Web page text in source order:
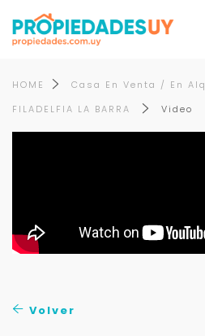
HOME Casa En Venta / En
FILADELFIA LA BARRA
Video
Volver